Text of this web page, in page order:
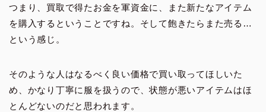
つまり、買取で得たお金を軍資金に、また新たなアイテム
を購入するということですね。そして飽きたらまた売る…
という感じ。
そのような人はなるべく良い価格で買い取ってほしいた
め、かなり丁寧に服を扱うので、状態が悪いアイテムはほ
とんどないのだと思われます。